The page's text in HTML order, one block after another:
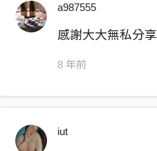
a987555
感謝大大無私分享
8 年前
iut